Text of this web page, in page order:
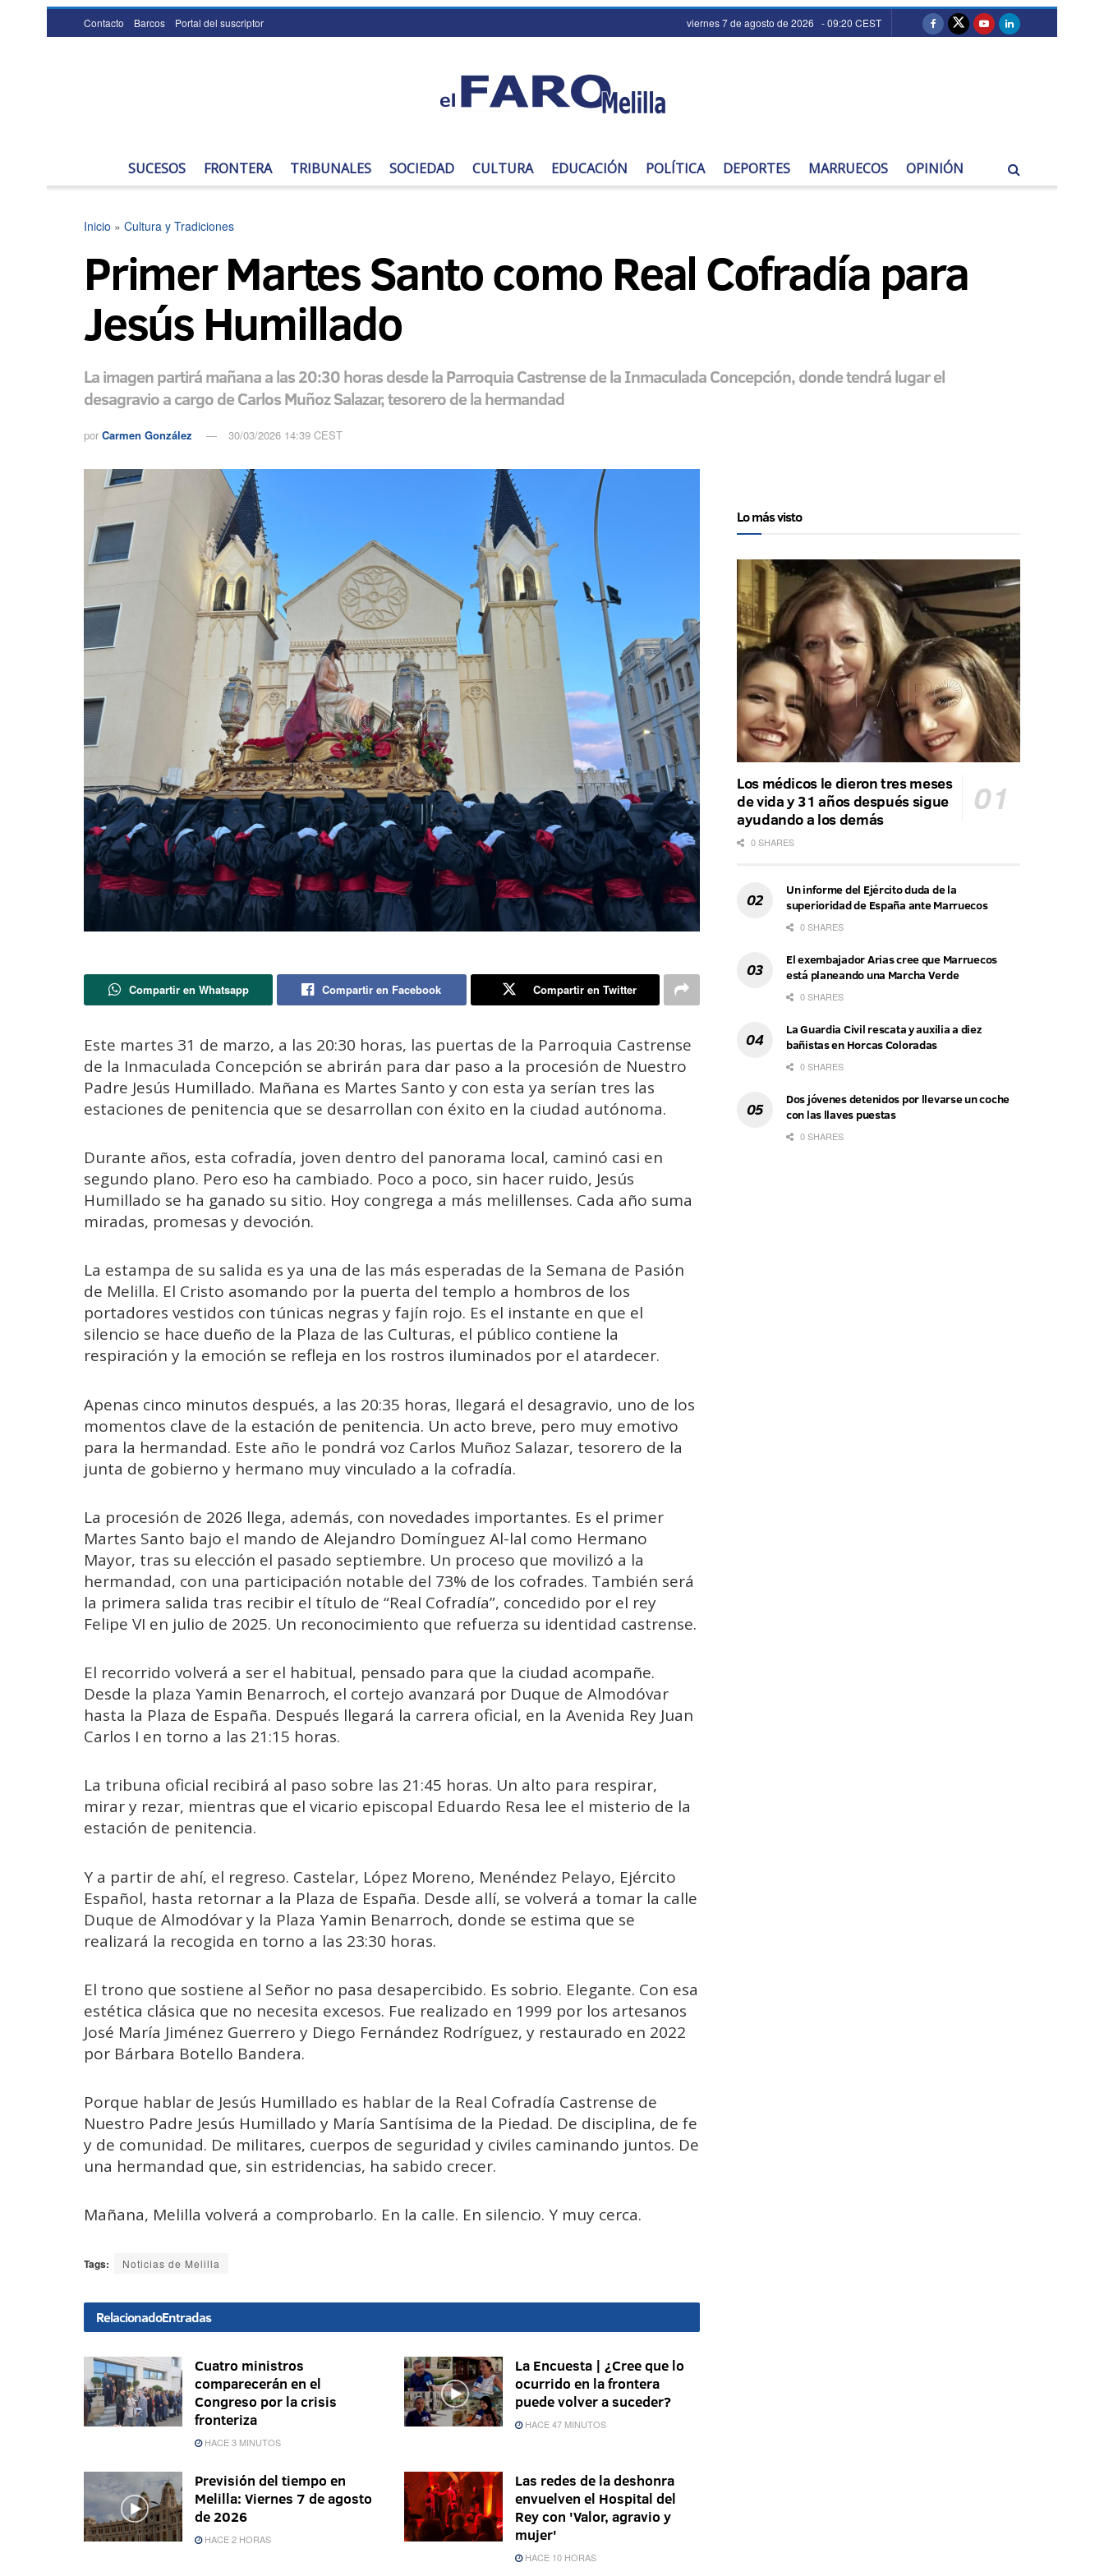
Contacto Barcos Portal del suscriptor viernes 7 de agosto de 2026 - 09:20 CEST
SUCESOS FRONTERA TRIBUNALES SOCIEDAD CULTURA EDUCACIÓN POLÍTICA DEPORTES MARRUECOS OPINIÓN
Inicio » Cultura y Tradiciones
Primer Martes Santo como Real Cofradía para
Jesús Humillado
La imagen partirá mañana a las 20:30 horas desde la Parroquia Castrense de la Inmaculada Concepción, donde tendrá lugar el
desagravio a cargo de Carlos Muñoz Salazar, tesorero de la hermandad
por Carmen González 30/03/2026 14:39 CEST
Compartir en Whatsapp Compartir en Facebook Compartir en Twitter
Este martes 31 de marzo, a las 20:30 horas, las puertas de la Parroquia Castrense
de la Inmaculada Concepción se abrirán para dar paso a la procesión de Nuestro
Padre Jesús Humillado. Mañana es Martes Santo y con esta ya serían tres las
estaciones de penitencia que se desarrollan con éxito en la ciudad autónoma.
Durante años, esta cofradía, joven dentro del panorama local, caminó casi en
segundo plano. Pero eso ha cambiado. Poco a poco, sin hacer ruido, Jesús
Humillado se ha ganado su sitio. Hoy congrega a más melillenses. Cada año suma
miradas, promesas y devoción.
La estampa de su salida es ya una de las más esperadas de la Semana de Pasión
de Melilla. El Cristo asomando por la puerta del templo a hombros de los
portadores vestidos con túnicas negras y fajín rojo. Es el instante en que el
silencio se hace dueño de la Plaza de las Culturas, el público contiene la
respiración y la emoción se refleja en los rostros iluminados por el atardecer.
Apenas cinco minutos después, a las 20:35 horas, llegará el desagravio, uno de los
momentos clave de la estación de penitencia. Un acto breve, pero muy emotivo
para la hermandad. Este año le pondrá voz Carlos Muñoz Salazar, tesorero de la
junta de gobierno y hermano muy vinculado a la cofradía.
La procesión de 2026 llega, además, con novedades importantes. Es el primer
Martes Santo bajo el mando de Alejandro Domínguez Al-lal como Hermano
Mayor, tras su elección el pasado septiembre. Un proceso que movilizó a la
hermandad, con una participación notable del 73% de los cofrades. También será
la primera salida tras recibir el título de “Real Cofradía”, concedido por el rey
Felipe VI en julio de 2025. Un reconocimiento que refuerza su identidad castrense.
El recorrido volverá a ser el habitual, pensado para que la ciudad acompañe.
Desde la plaza Yamin Benarroch, el cortejo avanzará por Duque de Almodóvar
hasta la Plaza de España. Después llegará la carrera oficial, en la Avenida Rey Juan
Carlos I en torno a las 21:15 horas.
La tribuna oficial recibirá al paso sobre las 21:45 horas. Un alto para respirar,
mirar y rezar, mientras que el vicario episcopal Eduardo Resa lee el misterio de la
estación de penitencia.
Y a partir de ahí, el regreso. Castelar, López Moreno, Menéndez Pelayo, Ejército
Español, hasta retornar a la Plaza de España. Desde allí, se volverá a tomar la calle
Duque de Almodóvar y la Plaza Yamin Benarroch, donde se estima que se
realizará la recogida en torno a las 23:30 horas.
El trono que sostiene al Señor no pasa desapercibido. Es sobrio. Elegante. Con esa
estética clásica que no necesita excesos. Fue realizado en 1999 por los artesanos
José María Jiménez Guerrero y Diego Fernández Rodríguez, y restaurado en 2022
por Bárbara Botello Bandera.
Porque hablar de Jesús Humillado es hablar de la Real Cofradía Castrense de
Nuestro Padre Jesús Humillado y María Santísima de la Piedad. De disciplina, de fe
y de comunidad. De militares, cuerpos de seguridad y civiles caminando juntos. De
una hermandad que, sin estridencias, ha sabido crecer.
Mañana, Melilla volverá a comprobarlo. En la calle. En silencio. Y muy cerca.
Tags: Noticias de Melilla
RelacionadoEntradas
Cuatro ministros
comparecerán en el
Congreso por la crisis
fronteriza
HACE 3 MINUTOS
La Encuesta | ¿Cree que lo
ocurrido en la frontera
puede volver a suceder?
HACE 47 MINUTOS
Previsión del tiempo en
Melilla: Viernes 7 de agosto
de 2026
HACE 2 HORAS
Las redes de la deshonra
envuelven el Hospital del
Rey con 'Valor, agravio y
mujer'
HACE 10 HORAS
Lo más visto
Los médicos le dieron tres meses
de vida y 31 años después sigue
ayudando a los demás
0 SHARES
Un informe del Ejército duda de la
superioridad de España ante Marruecos
0 SHARES
El exembajador Arias cree que Marruecos
está planeando una Marcha Verde
0 SHARES
La Guardia Civil rescata y auxilia a diez
bañistas en Horcas Coloradas
0 SHARES
Dos jóvenes detenidos por llevarse un coche
con las llaves puestas
0 SHARES